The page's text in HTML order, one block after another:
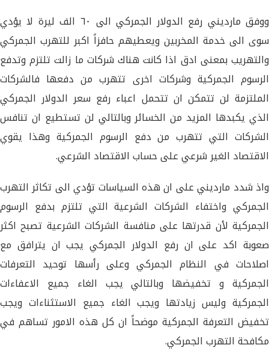
ووفق مارديني رفع الدولار الجمركي الى ٦٠ الف ليرة لا يؤدي
سوى الى خدمة المخربين ويعطيهم حافزاً اكبر للتهرب الجمركي
والتهريب بمعنى ادق اذا كانت هناك شركات ما زالت تلتزم وتدفع
الرسوم الجمركية وشركات اخرى تتهرب من دفعها فالشركات
الملتزمة لن تتمكن ان تتحمل اعباء رفع سعر الدولار الجمركي
الذي يكبدها المزيد من الخسائر وبالتالي لن تستطيع ان تنافس
الشركات التي تتهرب من دفع الرسوم الجمركية وهذا يقوي
الاقتصاد الغير شرعي على حساب الاقتصاد الشرعي.
واذ شدد مارديني على ان هذه السياسات تؤدي الى تكاثر التهرب
الجمركي واختفاء الشركات الشرعية التي تلتزم بدفع الرسوم
الجمركية لأن قدرتها على منافسة الشركات الشرعية تصبح اكثر
صعوبة اكد على ان رفع الدولار الجمركي يجب ان يترافق مع
اصلاحات في النظام الجمركي وعلى رأسها توحيد التعرفات
الجمركية و تخفيضها وبالتالي يجب الغاء جميع الاعفاءات
الجمركية وليس زيادتها ويجب الغاء جميع الاستثناءات ويجب
تخفيض التعرفة الجمركية موضحاً ان كل هذه الامور تساهم في
مكافحة التهرب الجمركي.